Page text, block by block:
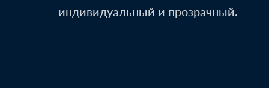
индивидуальный и прозрачный.